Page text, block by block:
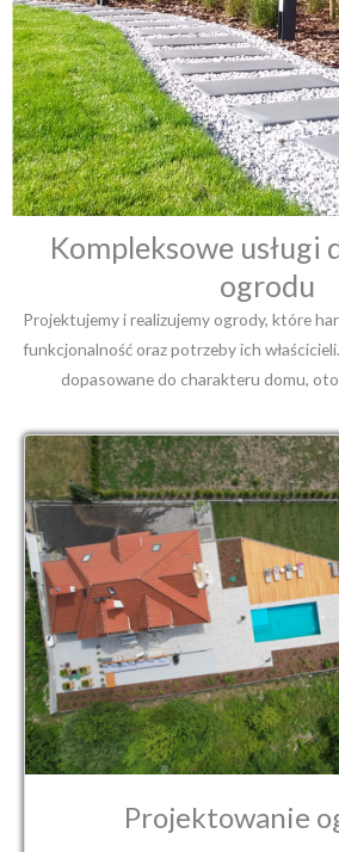
Kompleksowe usługi
ogrodu
Projektujemy i realizujemy ogrody, które
funkcjonalność oraz potrzeby ich
dopasowane do charakteru domu,
Projektowanie